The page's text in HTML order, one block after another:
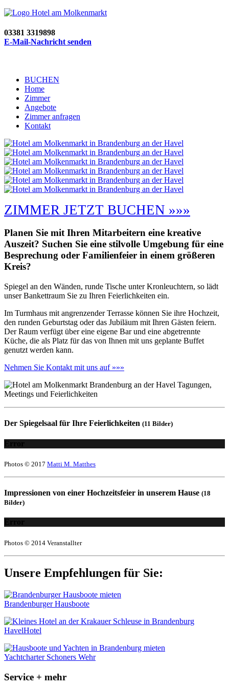
03381 3319898
E-Mail-Nachricht senden
BUCHEN
Home
Zimmer
Angebote
Zimmer anfragen
Kontakt
ZIMMER JETZT BUCHEN »»»
Planen Sie mit Ihren Mitarbeitern eine kreative
Auszeit? Suchen Sie eine stilvolle Umgebung für eine
Besprechung oder Familienfeier in einem größeren
Kreis?
Spiegel an den Wänden, runde Tische unter Kronleuchtern, so lädt
unser Bankettraum Sie zu Ihren Feierlichkeiten ein.
Im Turmhaus mit angrenzender Terrasse können Sie ihre Hochzeit,
den runden Geburtstag oder das Jubiläum mit Ihren Gästen feiern.
Der Raum verfügt über eine eigene Bar und eine abgetrennte
Küche, die als Platz für das von Ihnen mit uns geplante Buffet
genutzt werden kann.
Nehmen Sie Kontakt mit uns auf »»»
Der Spiegelsaal für Ihre Feierlichkeiten (11 Bilder)
Error
Photos © 2017 Matti M. Matthes
Impressionen von einer Hochzeitsfeier in unserem Hause (18
Bilder)
Error
Photos © 2014 Veranstallter
Unsere Empfehlungen für Sie:
Brandenburger Hausboote
HavelHotel
Yachtcharter Schoners Wehr
Service + mehr